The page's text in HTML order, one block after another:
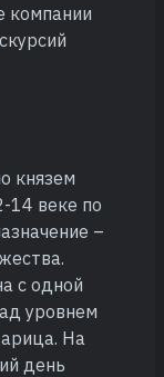
компании
князем
14 веке по
–
с одной
уровнем
На
день